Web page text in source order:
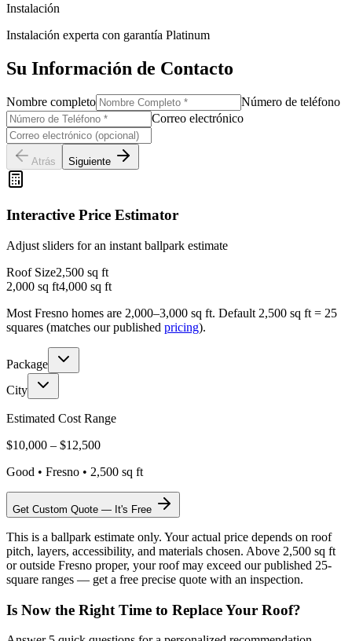
Instalación
Instalación experta con garantía Platinum
Su Información de Contacto
Nombre completo
Número de teléfono
Correo electrónico
Atrás Siguiente
Interactive Price Estimator
Adjust sliders for an instant ballpark estimate
Roof Size2,500 sq ft
2,000 sq ft4,000 sq ft
Most Fresno homes are 2,000–3,000 sq ft. Default 2,500 sq ft = 25
squares (matches our published pricing).
Package
City
Estimated Cost Range
$10,000 – $12,500
Good • Fresno • 2,500 sq ft
Get Custom Quote — It's Free
This is a ballpark estimate only. Your actual price depends on roof
pitch, layers, accessibility, and materials chosen. Above 2,500 sq ft
or outside Fresno proper, your roof may exceed our published 25-
square ranges — get a free precise quote with an inspection.
Is Now the Right Time to Replace Your Roof?